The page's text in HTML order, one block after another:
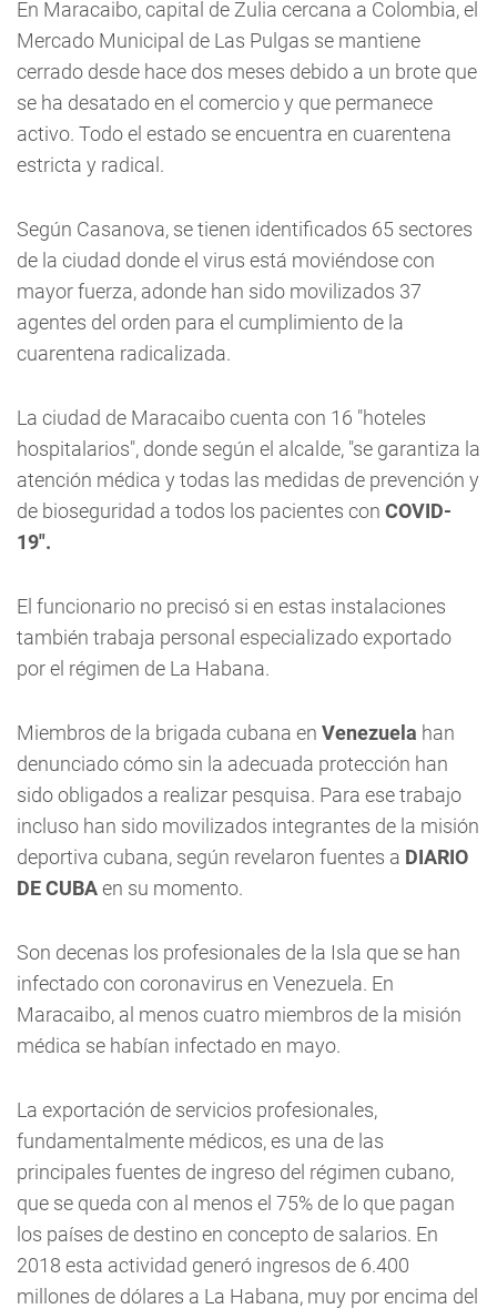
En Maracaibo, capital de Zulia cercana a Colombia, el
Mercado Municipal de Las Pulgas se mantiene
cerrado desde hace dos meses debido a un brote que
se ha desatado en el comercio y que permanece
activo. Todo el estado se encuentra en cuarentena
estricta y radical.
Según Casanova, se tienen identificados 65 sectores
de la ciudad donde el virus está moviéndose con
mayor fuerza, adonde han sido movilizados 37
agentes del orden para el cumplimiento de la
cuarentena radicalizada.
La ciudad de Maracaibo cuenta con 16 "hoteles
hospitalarios", donde según el alcalde, "se garantiza la
atención médica y todas las medidas de prevención y
de bioseguridad a todos los pacientes con COVID-
19".
El funcionario no precisó si en estas instalaciones
también trabaja personal especializado exportado
por el régimen de La Habana.
Miembros de la brigada cubana en Venezuela han
denunciado cómo sin la adecuada protección han
sido obligados a realizar pesquisa. Para ese trabajo
incluso han sido movilizados integrantes de la misión
deportiva cubana, según revelaron fuentes a DIARIO
DE CUBAen su momento.
Son decenas los profesionales de la Isla que se han
infectado con coronavirus en Venezuela. En
Maracaibo, al menos cuatro miembros de la misión
médica se habían infectado en mayo.
La exportación de servicios profesionales,
fundamentalmente médicos, es una de las
principales fuentes de ingreso del régimen cubano,
que se queda con al menos el 75% de lo que pagan
los países de destino en concepto de salarios. En
2018 esta actividad generó ingresos de 6.400
millones de dólares a La Habana, muy por encima del